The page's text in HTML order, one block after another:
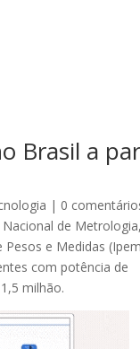
Brasil a
| 0
de Metrologia,
e Medidas
com potência de
milhão.